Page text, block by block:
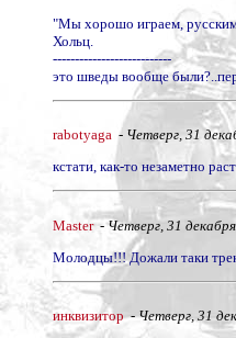
"Мы хорошо играем, русским
Хольц.
---------------------------
это шведы вообще
rabotyaga - Четверг, 31
кстати, как-то незаметно
Master-Четверг, 31
Молодцы!!! Дожали таки
инквизитор-Четверг, 31